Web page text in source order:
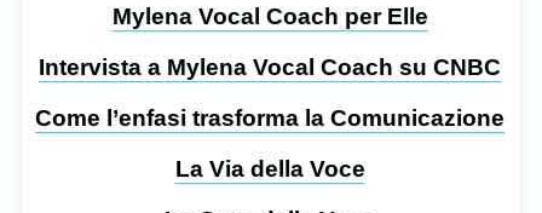
Mylena Vocal Coach per Elle
Intervista a Mylena Vocal Coach su CNBC
Come l’enfasi trasforma la Comunicazione
La Via della Voce